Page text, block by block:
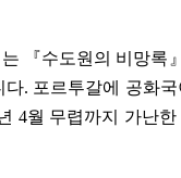
『수도원의 비망록
. 포르투갈에 공화국
4월 무렵까지 가난